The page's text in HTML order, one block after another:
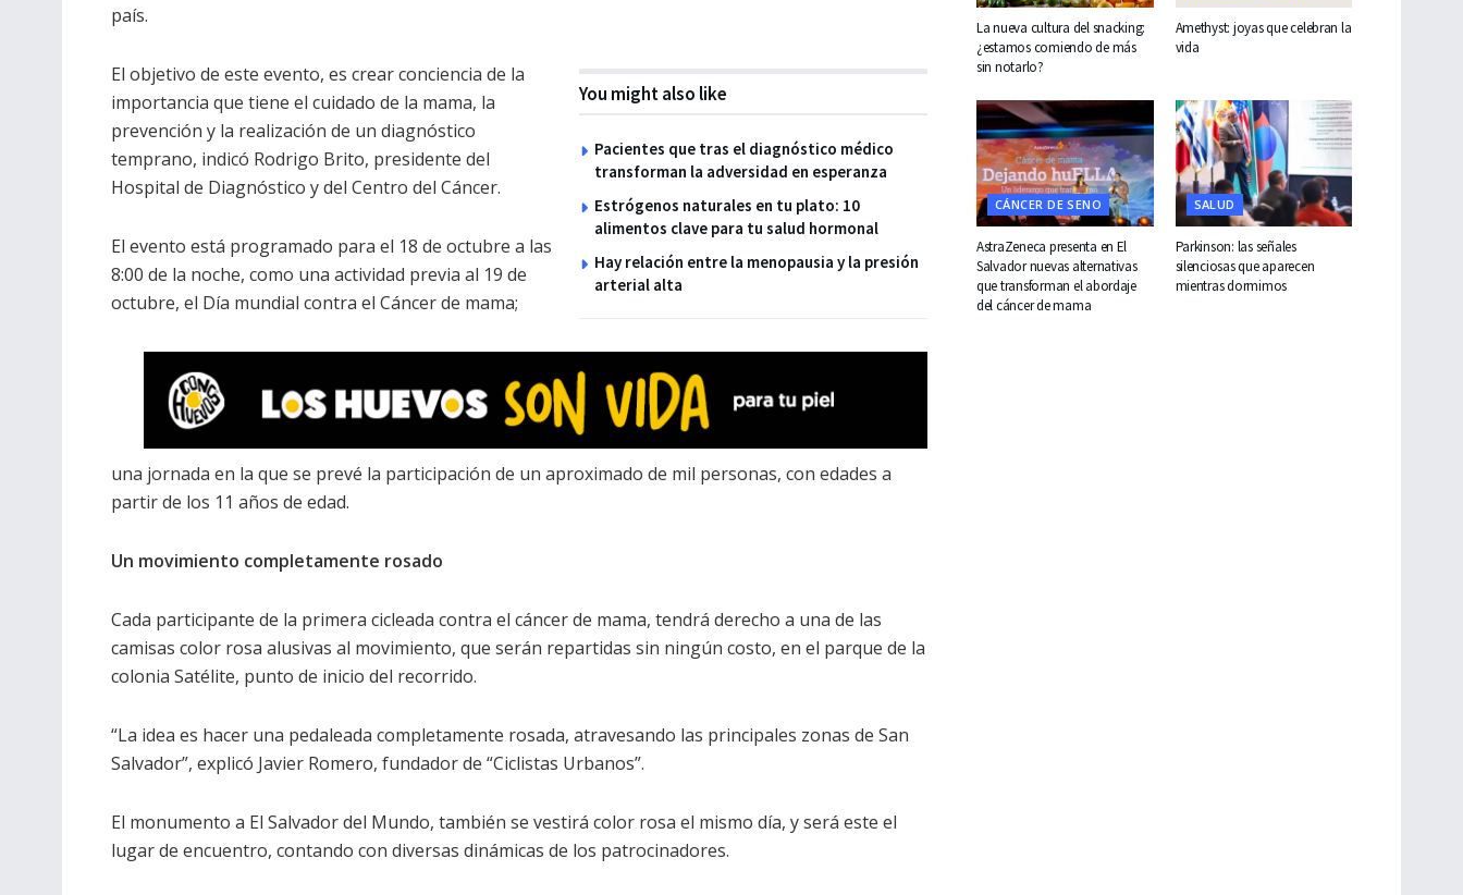
país.
You might also like
Pacientes que tras el diagnóstico médico
transforman la adversidad en esperanza
Estrógenos naturales en tu plato: 10
alimentos clave para tu salud hormonal
Hay relación entre la menopausia y la presión
arterial alta
El objetivo de este evento, es crear conciencia de la
importancia que tiene el cuidado de la mama, la
prevención y la realización de un diagnóstico
temprano, indicó Rodrigo Brito, presidente del
Hospital de Diagnóstico y del Centro del Cáncer.
El evento está programado para el 18 de octubre a las
8:00 de la noche, como una actividad previa al 19 de
octubre, el Día mundial contra el Cáncer de mama;
una jornada en la que se prevé la participación de un aproximado de mil personas, con edades a
partir de los 11 años de edad.
Un movimiento completamente rosado
Cada participante de la primera cicleada contra el cáncer de mama, tendrá derecho a una de las
camisas color rosa alusivas al movimiento, que serán repartidas sin ningún costo, en el parque de la
colonia Satélite, punto de inicio del recorrido.
“La idea es hacer una pedaleada completamente rosada, atravesando las principales zonas de San
Salvador”, explicó Javier Romero, fundador de “Ciclistas Urbanos”.
El monumento a El Salvador del Mundo, también se vestirá color rosa el mismo día, y será este el
lugar de encuentro, contando con diversas dinámicas de los patrocinadores.
La nueva cultura del snacking:
¿estamos comiendo de más
sin notarlo?
Amethyst: joyas que celebran la
vida
CÁNCER DE SENO
AstraZeneca presenta en El
Salvador nuevas alternativas
que transforman el abordaje
del cáncer de mama
SALUD
Parkinson: las señales
silenciosas que aparecen
mientras dormimos